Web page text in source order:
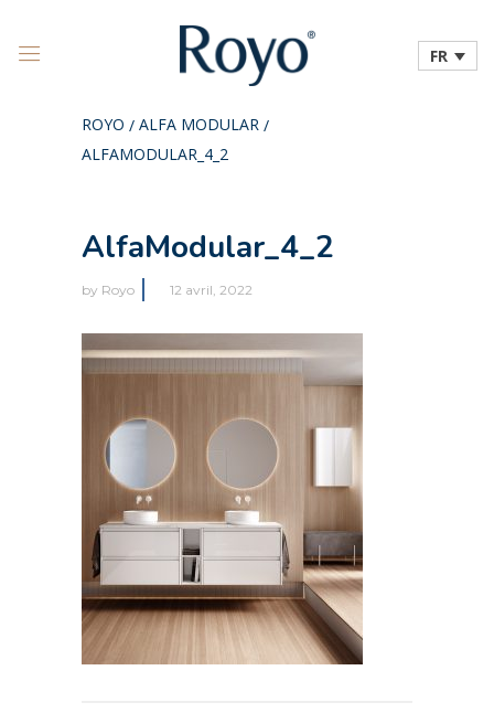
FR
ROYO / ALFA MODULAR /
ALFAMODULAR_4_2
AlfaModular_4_2
by Royo 12 avril, 2022